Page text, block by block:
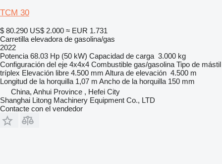
TCM 30
$ 80.290 US$ 2.000 ≈ EUR 1.731
Carretilla elevadora de gasolina/gas
2022
Potencia 68.03 Hp (50 kW) Capacidad de carga 3.000 kg
Configuración del eje 4x4x4 Combustible gas/gasolina Tipo de mástil
tríplex Elevación libre 4.500 mm Altura de elevación 4.500 m
Longitud de la horquilla 1,07 m Ancho de la horquilla 150 mm
China, Anhui Province , Hefei City
Shanghai Litong Machinery Equipment Co., LTD
Contacte con el vendedor